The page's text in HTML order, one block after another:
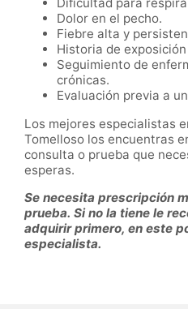
Dolor en el pecho.
Fiebre alta y
Historia de
Seguimiento de
crónicas.
Evaluación previa a
Los mejores especialistas
Tomelloso los encuentras
consulta o prueba que
esperas.
Se necesita prescripción
prueba. Si no la tiene le
adquirir primero, en este
especialista.